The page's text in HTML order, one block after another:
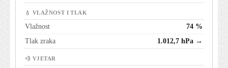
💧 VLAŽNOST I TLAK
Vlažnost
74 %
Tlak zraka
1.012,7 hPa →
💨 VJETAR